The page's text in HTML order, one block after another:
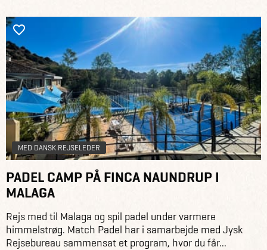
MED DANSK REJSELEDER
PADEL CAMP PÅ FINCA NAUNDRUP I
MALAGA
Rejs med til Malaga og spil padel under varmere
himmelstrøg. Match Padel har i samarbejde med Jysk
Rejsebureau sammensat et program, hvor du får...